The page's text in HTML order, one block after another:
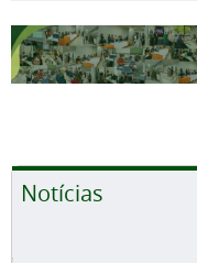
Notícias